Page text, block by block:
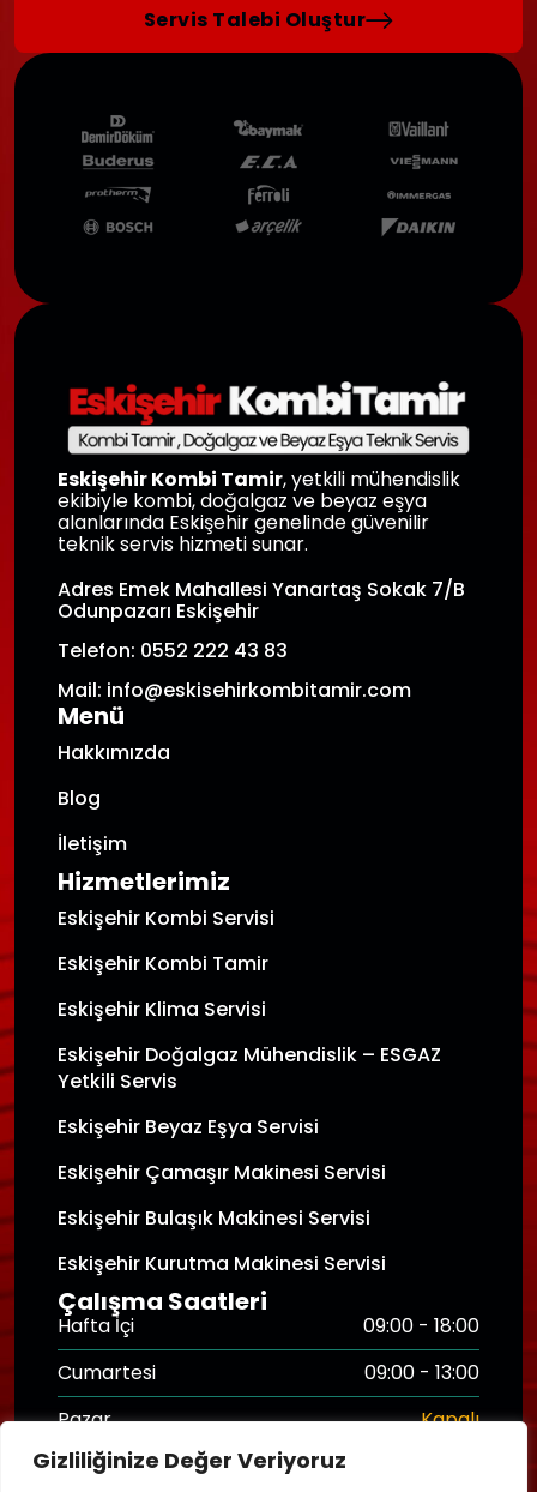
Gizliliğinize Değer Veriyoruz
Servis Talebi Oluştur
Eskişehir Kombi Tamir, yetkili mühendislik
ekibiyle kombi, doğalgaz ve beyaz eşya
alanlarında Eskişehir genelinde güvenilir
teknik servis hizmeti sunar.
Adres Emek Mahallesi Yanartaş Sokak 7/B
Odunpazarı Eskişehir
Telefon: 0552 222 43 83
Mail: info@eskisehirkombitamir.com
Menü
Hakkımızda
Blog
İletişim
Hizmetlerimiz
Eskişehir Kombi Servisi
Eskişehir Kombi Tamir
Eskişehir Klima Servisi
Eskişehir Doğalgaz Mühendislik – ESGAZ
Yetkili Servis
Eskişehir Beyaz Eşya Servisi
Eskişehir Çamaşır Makinesi Servisi
Eskişehir Bulaşık Makinesi Servisi
Eskişehir Kurutma Makinesi Servisi
Çalışma Saatleri
Hafta İçi
09:00 - 18:00
Cumartesi
09:00 - 13:00
Pazar
Kapalı
Hasar Destek Hattı